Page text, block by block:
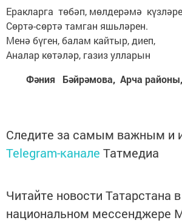
Еракларга төбәп, мөлдерәмә
Сөртә-сөртә тамган яшьләрен.
Менә бүген, балам кайтыр,
Аналар көтәләр, газиз улларын
Фәния Бәйрәмова, Арча
Следите за самым важным и
Telegram-канале Татмедиа
Читайте новости Татарстана в
национальном мессенджере